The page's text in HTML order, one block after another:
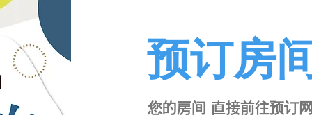
预订房
您的房间 直接前往预订